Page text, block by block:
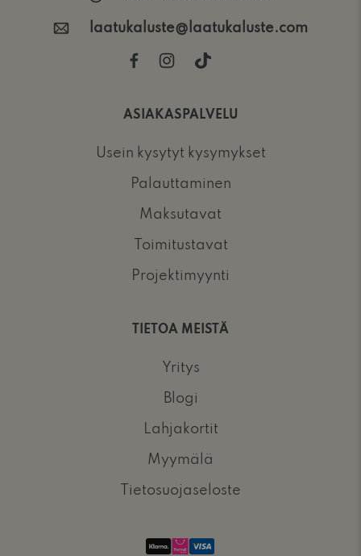
laatukaluste@laatukaluste.com
ASIAKASPALVELU
Usein kysytyt kysymykset
Palauttaminen
Maksutavat
Toimitustavat
Projektimyynti
TIETOA MEISTÄ
Yritys
Blogi
Lahjakortit
Myymälä
Tietosuojaseloste